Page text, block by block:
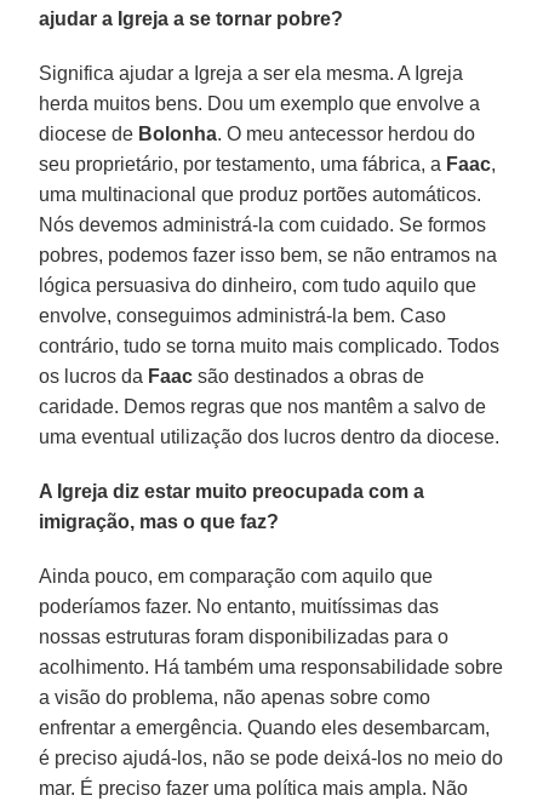
ajudar a Igreja a se tornar pobre?
Significa ajudar a Igreja a ser ela mesma. A Igreja
herda muitos bens. Dou um exemplo que envolve a
diocese de Bolonha. O meu antecessor herdou do
seu proprietário, por testamento, uma fábrica, a Faac,
uma multinacional que produz portões automáticos.
Nós devemos administrá-la com cuidado. Se formos
pobres, podemos fazer isso bem, se não entramos na
lógica persuasiva do dinheiro, com tudo aquilo que
envolve, conseguimos administrá-la bem. Caso
contrário, tudo se torna muito mais complicado. Todos
os lucros da Faac são destinados a obras de
caridade. Demos regras que nos mantêm a salvo de
uma eventual utilização dos lucros dentro da diocese.
A Igreja diz estar muito preocupada com a
imigração, mas o que faz?
Ainda pouco, em comparação com aquilo que
poderíamos fazer. No entanto, muitíssimas das
nossas estruturas foram disponibilizadas para o
acolhimento. Há também uma responsabilidade sobre
a visão do problema, não apenas sobre como
enfrentar a emergência. Quando eles desembarcam,
é preciso ajudá-los, não se pode deixá-los no meio do
mar. É preciso fazer uma política mais ampla. Não